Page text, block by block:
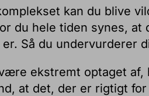
kan du blive
du hele tiden synes,
Så du undervurderer
ekstremt optaget
at det, der er rigtigt